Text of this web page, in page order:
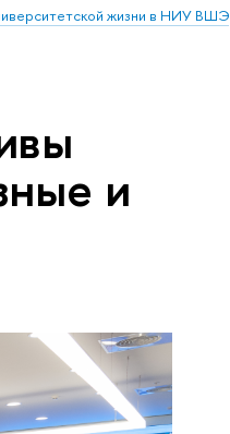
жизни в НИУ ВШЭ
и